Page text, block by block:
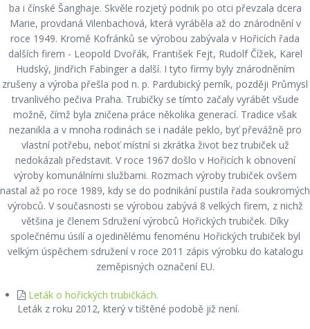
ba i čínské Šanghaje. Skvěle rozjetý podnik po otci převzala dcera
Marie, provdaná Vilenbachová, která vyráběla až do znárodnění v
roce 1949. Kromě Kofránků se výrobou zabývala v Hořicích řada
dalších firem - Leopold Dvořák, František Fejt, Rudolf Čížek, Karel
Hudský, Jindřich Fabinger a další. I tyto firmy byly znárodněním
zrušeny a výroba přešla pod n. p. Pardubický perník, později Průmysl
trvanlivého pečiva Praha. Trubičky se tímto začaly vyrábět všude
možně, čímž byla zničena práce několika generací. Tradice však
nezanikla a v mnoha rodinách se i nadále peklo, byť převážně pro
vlastní potřebu, neboť místní si zkrátka život bez trubiček už
nedokázali představit. V roce 1967 došlo v Hořicích k obnovení
výroby komunálními službami. Rozmach výroby trubiček ovšem
nastal až po roce 1989, kdy se do podnikání pustila řada soukromých
výrobců. V současnosti se výrobou zabývá 8 velkých firem, z nichž
většina je členem Sdružení výrobců Hořických trubiček. Díky
společnému úsilí a ojedinělému fenoménu Hořických trubiček byl
velkým úspěchem sdružení v roce 2011 zápis výrobku do katalogu
zeměpisných označení EU.
Leták o hořických trubičkách.
Leták z roku 2012, který v tištěné podobě již není.